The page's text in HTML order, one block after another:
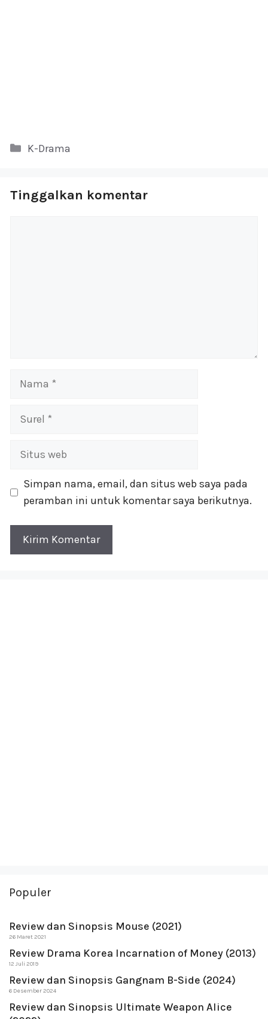
Kategori
K-Drama
Tinggalkan komentar
Nama
Surel
Situs
Simpan nama, email, dan situs web saya pada
peramban ini untuk komentar saya berikutnya.
Populer
Review dan Sinopsis Mouse (2021)
26 Maret 2021
Review Drama Korea Incarnation of Money (2013)
12 Juli 2019
Review dan Sinopsis Gangnam B-Side (2024)
6 Desember 2024
Review dan Sinopsis Ultimate Weapon Alice